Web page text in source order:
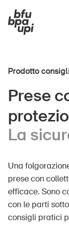
Sport e attività
Casa e giardino
Edifici e impianti
Anziani
Scuola
Imprese
Prodotto
Prese
La
Una
prese con
efficace. Sono
con le parti
consigli pratici